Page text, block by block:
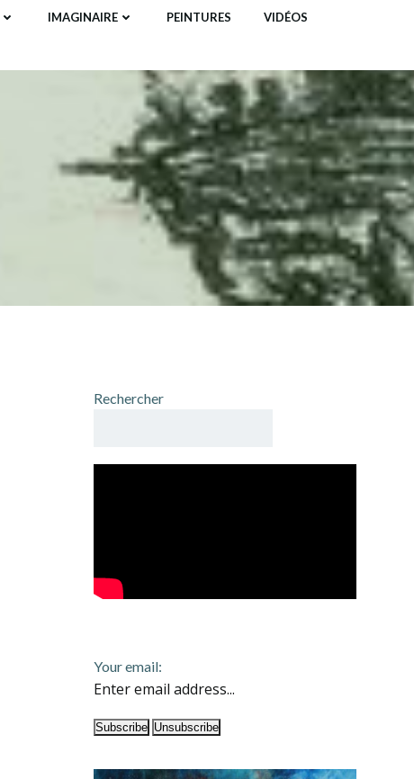
IMAGINAIRE PEINTURES VIDÉOS
Rechercher
Your email: